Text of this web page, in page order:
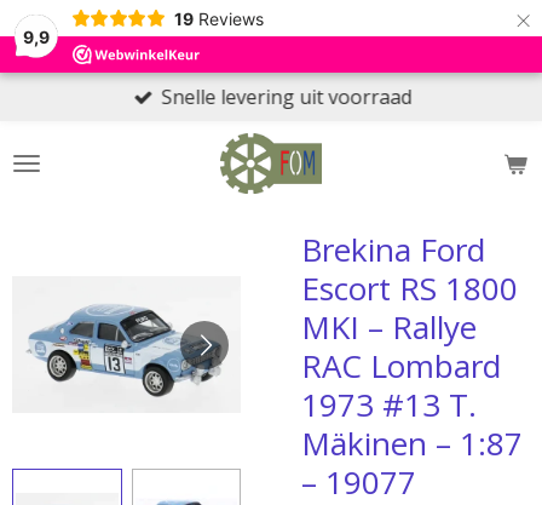
9,9
19 Reviews ×
Snelle levering uit voorraad
Brekina Ford
Escort RS 1800
MKI – Rallye
RAC Lombard
1973 #13 T.
Mäkinen – 1:87
– 19077